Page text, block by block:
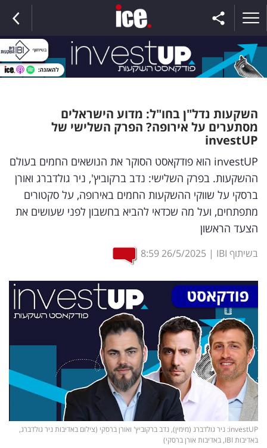
ראשי
הנבחרת
השוק
תקשורת
ומדיה
וצרכנות
נדל"ן
דיגיטל
וטק
שיווק
ופרסום
משפט
מדדים
השקעות נדל"ן בחו"ל: מדוע הישראלים
מסתערים על אירופה? הפרק השלישי של
investUP
investUP הוא פודקאסט הסוקר את הנושאים החמים בעולם
ההשקעות. בפרק השלישי: נדב ברקוביץ', ניר גולדברג ואורן
ברסקי על שווקי ההשקעות החמים באירופה, על סקטורים
מתפתחים, ועל מה שכדאי להביא בחשבון לפני שעושים את
הצעד הראשון
בשיתוף IBI |
26/5/2025
8:59
investUP: ניר גולדברג (מימין), נדב ברקוביץ' ואורן ברסקי (צילום באדיבות ניר גולדברג,
באדיבות IBI, באדיבות אורן ברסקי)